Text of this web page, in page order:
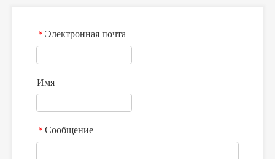
* Электронная почта
Имя
* Сообщение